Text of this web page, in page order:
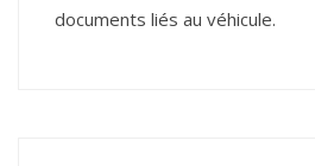
documents liés au véhicule.